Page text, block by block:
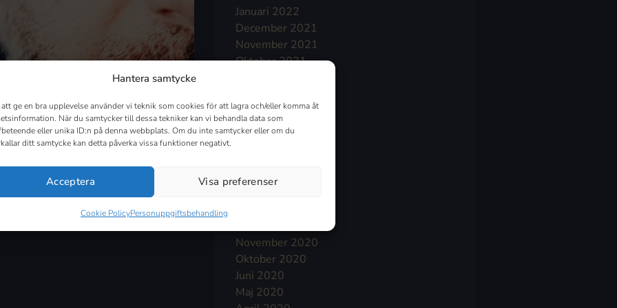
Hantera samtycke
att ge en bra upplevelse använder vi teknik som cookies för att lagra och/eller komma åt
När du samtycker till dessa tekniker kan vi behandla data som
eller unika ID:n på denna webbplats. Om du inte samtycker eller om du
ditt samtycke kan detta påverka vissa funktioner negativt.
Acceptera Visa preferenser
Cookie PolicyPersonuppgiftsbehandling
Januari 2022
December 2021
November 2021
Oktober 2021
Juli 2021
Juni 2021
Mars 2021
November 2020
Oktober 2020
Juni 2020
Maj 2020